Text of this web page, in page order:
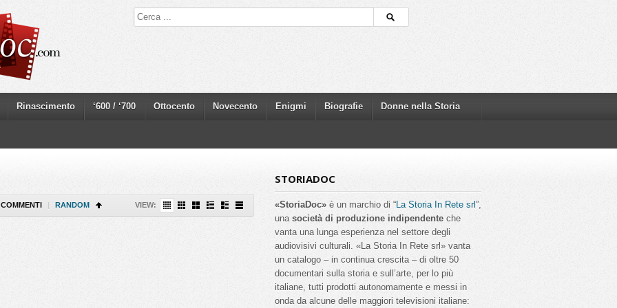
Rinascimento ‘600 / ‘700 Ottocento Novecento Enigmi Biografie Donne nella Storia
COMMENTI | RANDOM VIEW:
STORIADOC
«StoriaDoc» è un marchio di “La Storia In Rete srl”,
una società di produzione indipendente che
vanta una lunga esperienza nel settore degli
audiovisivi culturali. «La Storia In Rete srl» vanta
un catalogo – in continua crescita – di oltre 50
documentari sulla storia e sull’arte, per lo più
italiane, tutti prodotti autonomamente e messi in
onda da alcune delle maggiori televisioni italiane: